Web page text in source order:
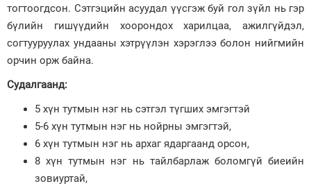
тогтоогдсон. Сэтгэцийн асуудал үүсгэж буй гол зүйл нь гэр
бүлийн гишүүдийн хоорондох харилцаа, ажилгүйдэл,
согтууруулах ундааны хэтрүүлэн хэрэглээ болон нийгмийн
орчин орж байна.
Судалгаанд:
5 хүн тутмын нэг нь сэтгэл түгших эмгэгтэй
5-6 хүн тутмын нэг нь нойрны эмгэгтэй,
6 хүн тутмын нэг нь архаг ядаргаанд орсон,
8 хүн тутмын нэг нь тайлбарлаж боломгүй биеийн
зовиуртай,